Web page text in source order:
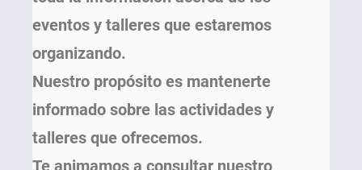
eventos y talleres que estaremos
organizando.
Nuestro propósito es mantenerte
informado sobre las actividades y
talleres que ofrecemos.
Te animamos a consultar nuestro